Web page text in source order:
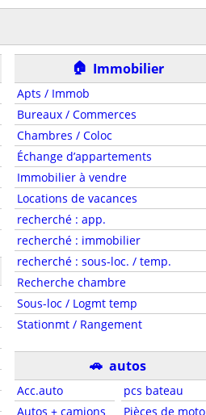
🏠 Immobilier
Apts / Immob
Bureaux / Commerces
Chambres / Coloc
Échange d’appartements
Immobilier à vendre
Locations de vacances
recherché : app.
recherché : immobilier
recherché : sous-loc. / temp.
Recherche chambre
Sous-loc / Logmt temp
Stationmt / Rangement
🚗 autos
Acc.auto
Autos + camions
pcs bateau
Pièces de moto